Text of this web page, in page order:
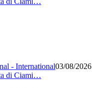
- International03/08/2026
di Ciami…